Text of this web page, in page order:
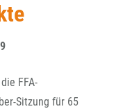
FFA-
Sitzung für 65